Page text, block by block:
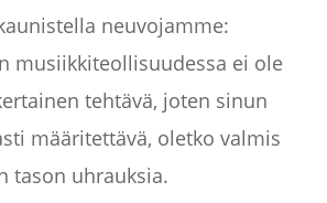
neuvojamme:
musiikkiteollisuudessa ei ole
tehtävä, joten sinun
määritettävä, oletko valmis
tason uhrauksia.